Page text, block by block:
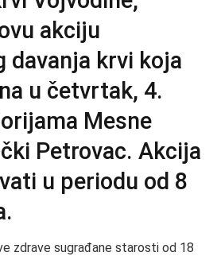
akciju
davanja krvi koja
u četvrtak, 4.
Mesne
Petrovac. Akcija
u periodu od 8
zdrave sugrađane starosti od 18